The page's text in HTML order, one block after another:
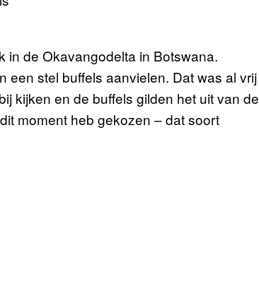
in de Okavangodelta in Botswana.
een stel buffels aanvielen. Dat was al vrij
kijken en de buffels gilden het uit van de
moment heb gekozen – dat soort